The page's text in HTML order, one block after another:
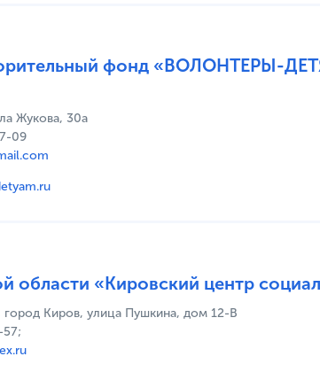
фонд «ВОЛОНТЕРЫ-
Жукова, 30а
09
области «Кировский центр
город Киров, улица Пушкина, дом 12-В
57;